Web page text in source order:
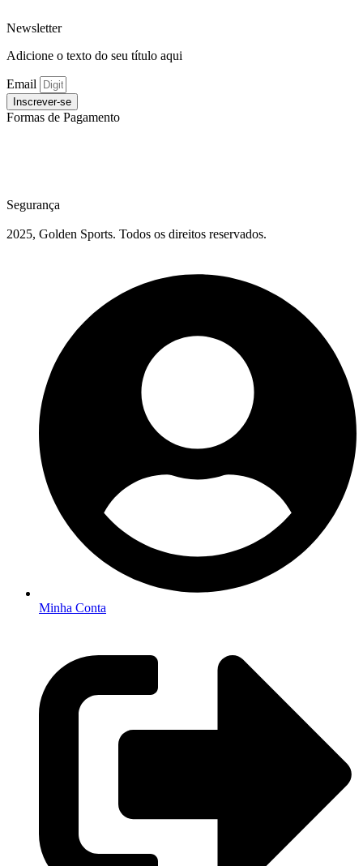
Newsletter
Adicione o texto do seu título aqui
Email
Inscrever-se
Formas de Pagamento
Segurança
2025, Golden Sports. Todos os direitos reservados.
Minha Conta